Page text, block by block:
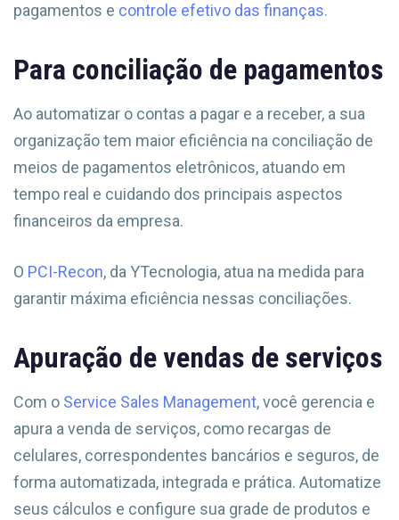
pagamentos e controle efetivo das finanças.
Para conciliação de pagamentos
Ao automatizar o contas a pagar e a receber, a sua
organização tem maior eficiência na conciliação de
meios de pagamentos eletrônicos, atuando em
tempo real e cuidando dos principais aspectos
financeiros da empresa.
O PCI-Recon, da YTecnologia, atua na medida para
garantir máxima eficiência nessas conciliações.
Apuração de vendas de serviços
Com o Service Sales Management, você gerencia e
apura a venda de serviços, como recargas de
celulares, correspondentes bancários e seguros, de
forma automatizada, integrada e prática. Automatize
seus cálculos e configure sua grade de produtos e